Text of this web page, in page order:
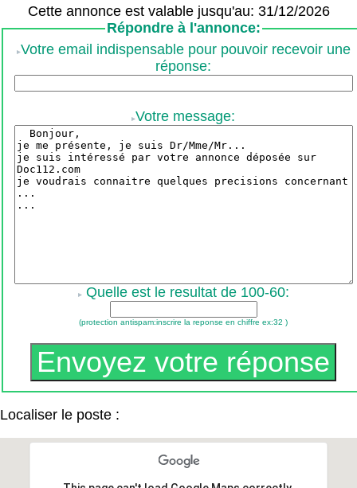
Cette annonce est valable jusqu'au: 31/12/2026
Répondre à l'annonce:
Votre email indispensable pour pouvoir recevoir une
réponse:
Votre message:
Quelle est le resultat de 100-60:
(protection antispam:inscrire la reponse en chiffre ex:32 )
Localiser le poste :